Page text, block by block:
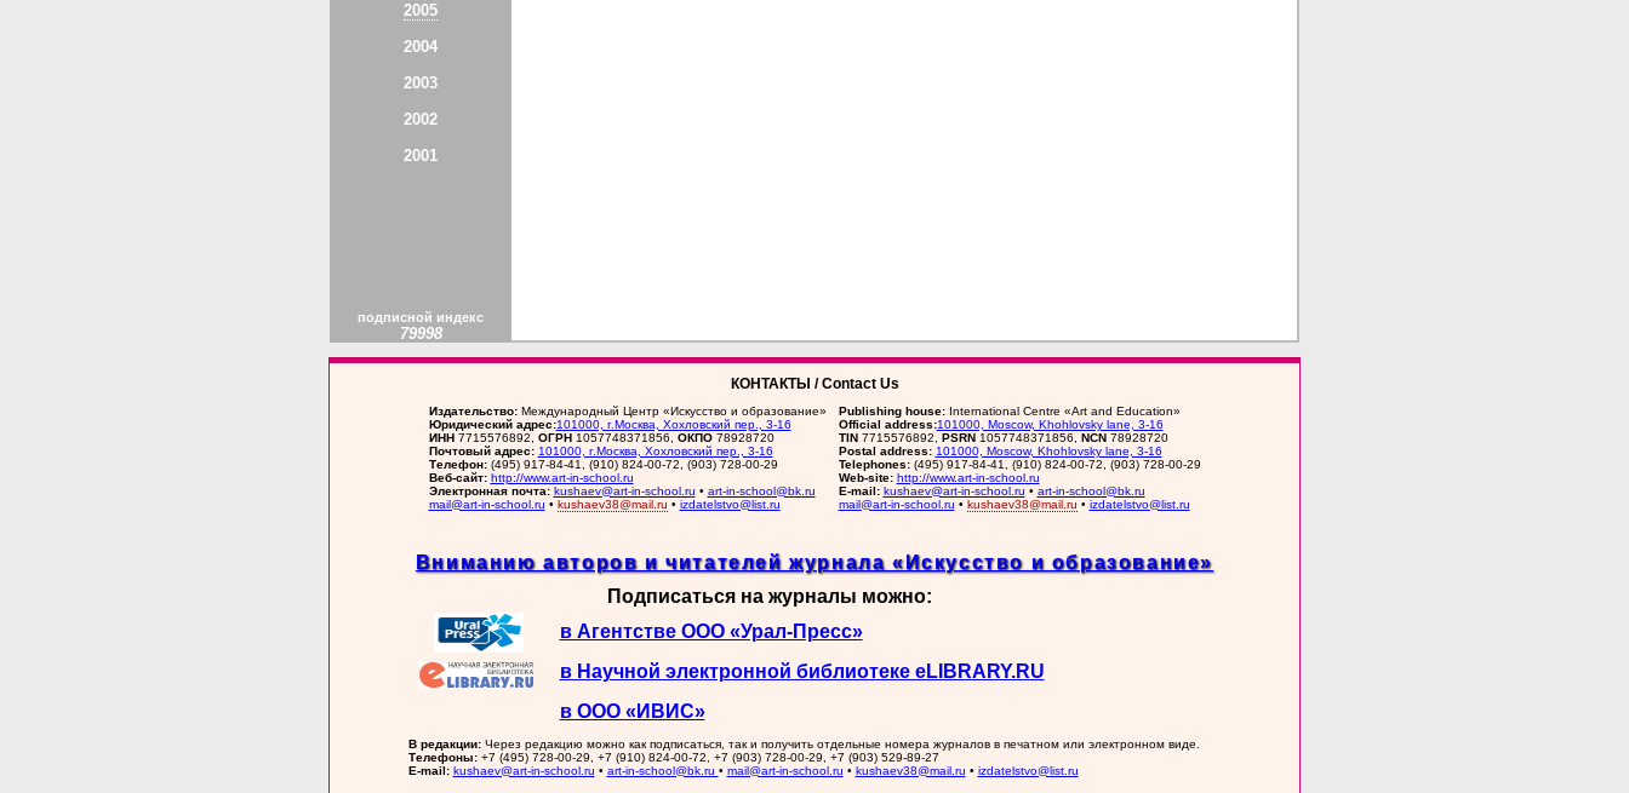
2005
2004
2003
2002
2001
подписной индекс
79998
КОНТАКТЫ / Contact Us
Издательство:Международный Центр «Искусство и образование»
Юридический адрес:101000, г.Москва, Хохловский пер., 3-16
ИНН7715576892, ОГРН1057748371856, ОКПО78928720
Почтовый адрес: 101000, г.Москва, Хохловский пер., 3-16
Телефон: (495) 917-84-41, (910) 824-00-72, (903) 728-00-29
Веб-сайт: http://www.art-in-school.ru
Электронная почта: kushaev@art-in-school.ru • art-in-school@bk.ru
mail@art-in-school.ru • kushaev38@mail.ru • izdatelstvo@list.ru
Publishing house: International Centre «Art and Education»
Official address:101000, Moscow, Khohlovsky lane, 3-16
TIN7715576892, PSRN1057748371856, NCN78928720
Postal address: 101000, Moscow, Khohlovsky lane, 3-16
Telephones: (495) 917-84-41, (910) 824-00-72, (903) 728-00-29
Web-site: http://www.art-in-school.ru
E-mail: kushaev@art-in-school.ru • art-in-school@bk.ru
mail@art-in-school.ru • kushaev38@mail.ru • izdatelstvo@list.ru
Вниманию авторов и читателей журнала «Искусство и образование»
Подписаться на журналы можно:
в Агентстве ООО «Урал-Пресс»
в Научной электронной библиотеке eLIBRARY.RU
в ООО «ИВИС»
В редакции:Через редакцию можно как подписаться, так и получить отдельные номера журналов в печатном или электронном виде.
Телефоны:+7 (495) 728-00-29, +7 (910) 824-00-72, +7 (903) 728-00-29, +7 (903) 529-89-27
E-mail: kushaev@art-in-school.ru • art-in-school@bk.ru • mail@art-in-school.ru • kushaev38@mail.ru • izdatelstvo@list.ru